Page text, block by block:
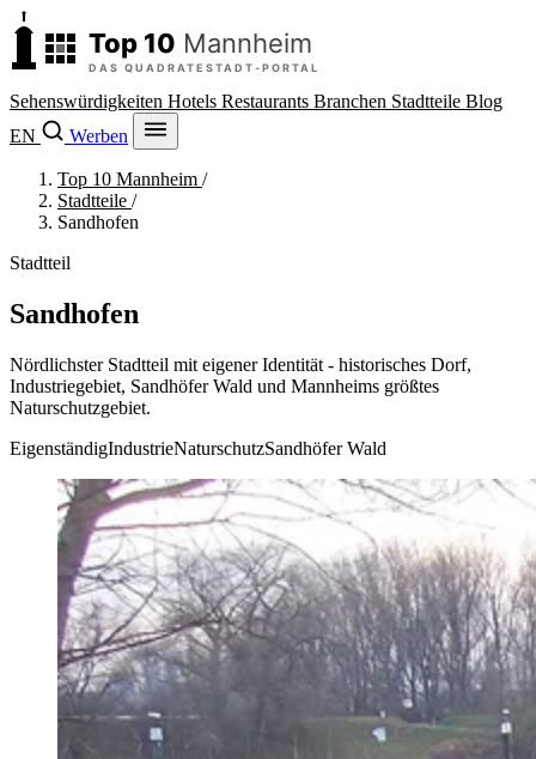
Sehenswürdigkeiten Hotels Restaurants Branchen Stadtteile Blog
EN
Werben
Top 10 Mannheim /
Stadtteile /
Sandhofen
Stadtteil
Sandhofen
Nördlichster Stadtteil mit eigener Identität - historisches Dorf,
Industriegebiet, Sandhöfer Wald und Mannheims größtes
Naturschutzgebiet.
EigenständigIndustrieNaturschutzSandhöfer Wald